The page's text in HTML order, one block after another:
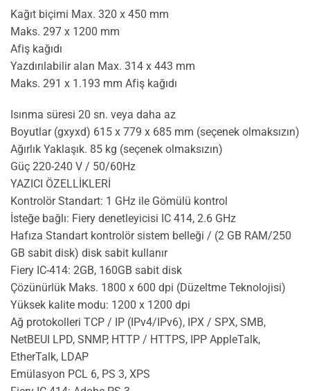
Kağıt biçimi Max. 320 x 450 mm
Maks. 297 x 1200 mm
Afiş kağıdı
Yazdırılabilir alan Max. 314 x 443 mm
Maks. 291 x 1.193 mm Afiş kağıdı
Isınma süresi 20 sn. veya daha az
Boyutlar (gxyxd) 615 x 779 x 685 mm (seçenek olmaksızın)
Ağırlık Yaklaşık. 85 kg (seçenek olmaksızın)
Güç 220-240 V / 50/60Hz
YAZICI ÖZELLİKLERİ
Kontrolör Standart: 1 GHz ile Gömülü kontrol
İsteğe bağlı: Fiery denetleyicisi IC 414, 2.6 GHz
Hafıza Standart kontrolör sistem belleği / (2 GB RAM/250
GB sabit disk) disk sabit kullanır
Fiery IC-414: 2GB, 160GB sabit disk
Çözünürlük Maks. 1800 x 600 dpi (Düzeltme Teknolojisi)
Yüksek kalite modu: 1200 x 1200 dpi
Ağ protokolleri TCP / IP (IPv4/IPv6), IPX / SPX, SMB,
NetBEUI LPD, SNMP, HTTP / HTTPS, IPP AppleTalk,
EtherTalk, LDAP
Emülasyon PCL 6, PS 3, XPS